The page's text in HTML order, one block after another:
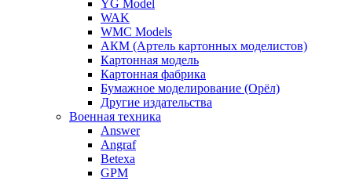
YG Model
WAK
WMC Models
АКМ (Артель картонных моделистов)
Картонная модель
Картонная фабрика
Бумажное моделирование (Орёл)
Другие издательства
Военная техника
Answer
Angraf
Betexa
GPM